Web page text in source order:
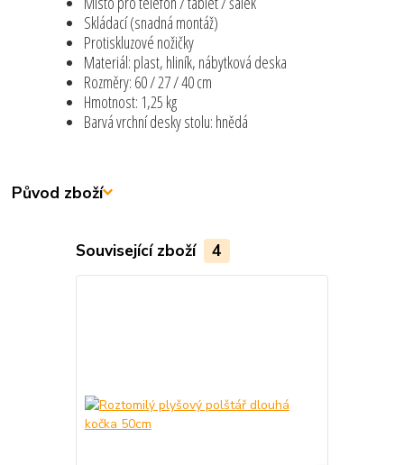
Skládací (snadná montáž)
Protiskluzové nožičky
Materiál: plast, hliník, nábytková deska
Rozměry: 60 / 27 / 40 cm
Hmotnost: 1,25 kg
Barvá vrchní desky stolu: hnědá
Původ zboží
Související zboží 4